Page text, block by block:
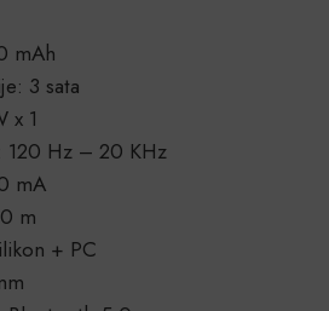
mAh
3 sata
x 1
120 Hz – 20 KHz
mA
m
+ PC